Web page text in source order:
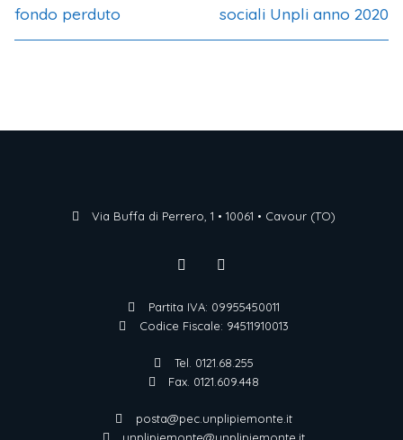
fondo perduto
sociali Unpli anno 2020
Via Buffa di Perrero, 1 • 10061 • Cavour (TO)
Partita IVA: 09955450011
Codice Fiscale: 94511910013
Tel. 0121.68.255
Fax. 0121.609.448
posta@pec.unplipiemonte.it